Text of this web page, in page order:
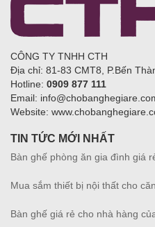
CÔNG TY TNHH CTH
Địa chỉ: 81-83 CMT8, P.Bến
Hotline: 0909 877 111
Email:
Website:
TIN TỨC MỚI NHẤT
Bàn ghế phòng ăn gia đình giá
Mua sắm thiết bị nội thất cho
Bàn ghế giá rẻ cho nhà hàng